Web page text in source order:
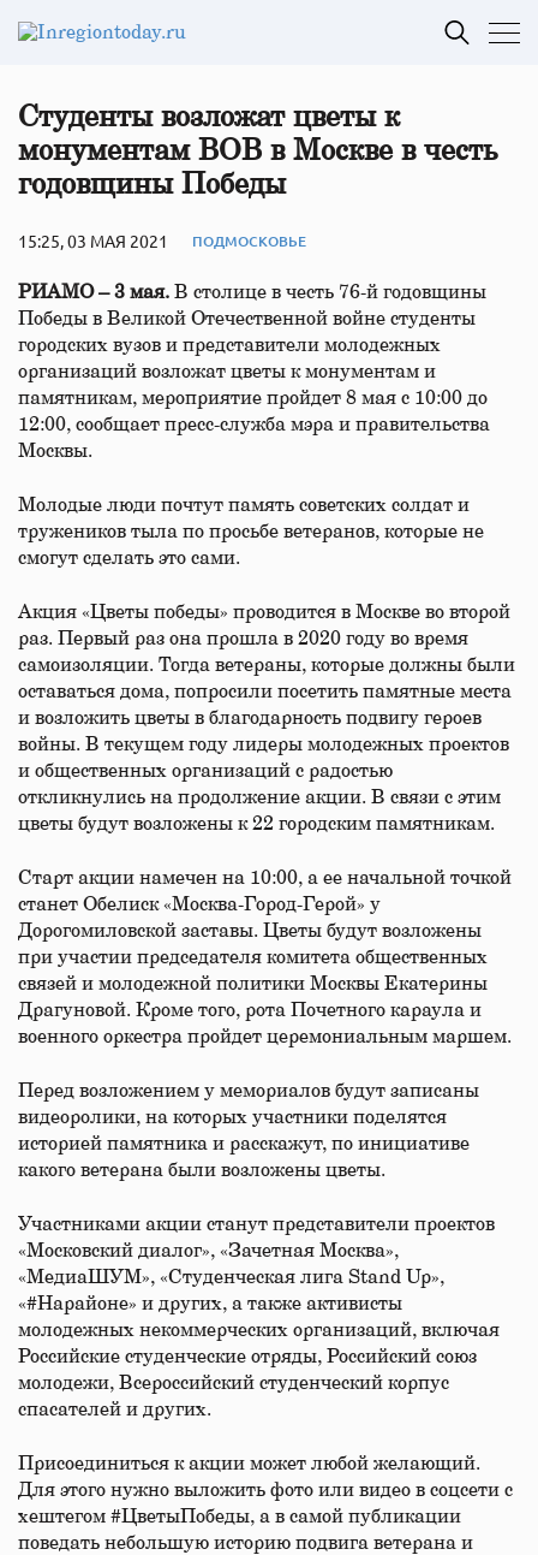
Студенты возложат цветы к
монументам ВОВ в Москве в честь
годовщины Победы
15:25, 03 МАЯ 2021 ПОДМОСКОВЬЕ
РИАМО – 3 мая. В столице в честь 76-й годовщины
Победы в Великой Отечественной войне студенты
городских вузов и представители молодежных
организаций возложат цветы к монументам и
памятникам, мероприятие пройдет 8 мая с 10:00 до
12:00, сообщает пресс-служба мэра и правительства
Москвы.
Молодые люди почтут память советских солдат и
тружеников тыла по просьбе ветеранов, которые не
смогут сделать это сами.
Акция «Цветы победы» проводится в Москве во второй
раз. Первый раз она прошла в 2020 году во время
самоизоляции. Тогда ветераны, которые должны были
оставаться дома, попросили посетить памятные места
и возложить цветы в благодарность подвигу героев
войны. В текущем году лидеры молодежных проектов
и общественных организаций с радостью
откликнулись на продолжение акции. В связи с этим
цветы будут возложены к 22 городским памятникам.
Старт акции намечен на 10:00, а ее начальной точкой
станет Обелиск «Москва-Город-Герой» у
Дорогомиловской заставы. Цветы будут возложены
при участии председателя комитета общественных
связей и молодежной политики Москвы Екатерины
Драгуновой. Кроме того, рота Почетного караула и
военного оркестра пройдет церемониальным маршем.
Перед возложением у мемориалов будут записаны
видеоролики, на которых участники поделятся
историей памятника и расскажут, по инициативе
какого ветерана были возложены цветы.
Участниками акции станут представители проектов
«Московский диалог», «Зачетная Москва»,
«МедиаШУМ», «Студенческая лига Stand Up»,
«#Нарайоне» и других, а также активисты
молодежных некоммерческих организаций, включая
Российские студенческие отряды, Российский союз
молодежи, Всероссийский студенческий корпус
спасателей и других.
Присоединиться к акции может любой желающий.
Для этого нужно выложить фото или видео в соцсети с
хештегом #ЦветыПобеды, а в самой публикации
поведать небольшую историю подвига ветерана и